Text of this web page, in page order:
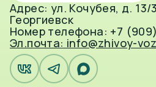
Адрес: ул. Кочубея, д. 13/
Георгиевск
Номер телефона: +7
Эл.почта: info@zhivoy-